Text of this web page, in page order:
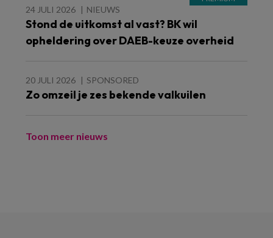
24 JULI 2026 NIEUWS
Stond de uitkomst al vast? BK wil
opheldering over DAEB-keuze overheid
20 JULI 2026 SPONSORED
Zo omzeil je zes bekende valkuilen
Toon meer nieuws